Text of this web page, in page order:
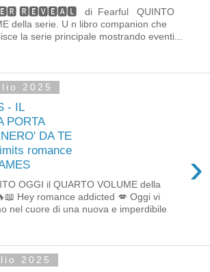
🆁🅴🆅🅴🅰🅻 di Fearful QUINTO
della serie. U n libro companion che
la serie principale mostrando eventi...
2025
- IL
PORTA
DA TE
romance
›
OGGI il QUARTO VOLUME della
Hey romance addicted 💋 Oggi vi
nel cuore di una nuova e imperdibile
2025